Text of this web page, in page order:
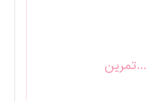
…تمرین